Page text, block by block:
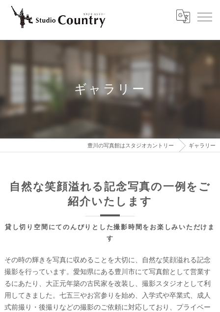
ギャラリー
豊川の写真館はスタジオカントリー ギャラリー
自然な笑顔溢れる記念写真の一例をご
紹介いたします
貸し切り空間にてのんびりとした撮影時間をお楽しみいただけま
す
その時の輝きを写真に収めることを大切に、自然な笑顔溢れる記念
撮影を行っています。愛知県にある豊川市にて写真館として営業す
るにあたり、大正元年築の古民家を改装し、撮影スタジオとして利
用してきました。七五三やお宮参りを始め、入学式や卒業式、成人
式前撮り・後撮りなどの撮影のご依頼に対応しており、プライベー